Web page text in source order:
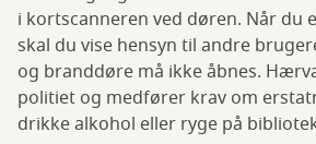
i kortscanneren ved døren. Når du
skal du vise hensyn til andre
og branddøre må ikke åbnes.
politiet og medfører krav om
drikke alkohol eller ryge på